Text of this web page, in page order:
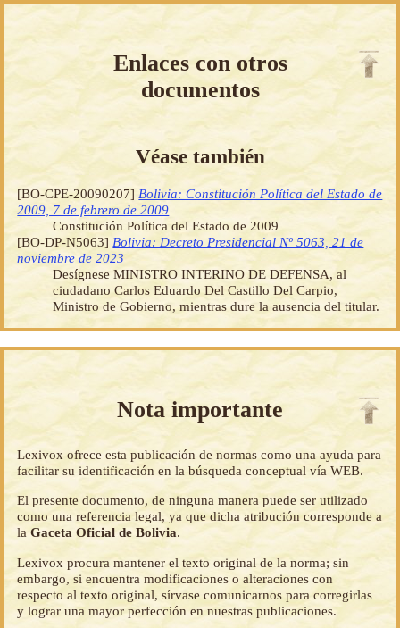
Enlaces con otros
documentos
Véase también
[BO-CPE-20090207] Bolivia: Constitución Política del Estado de
2009, 7 de febrero de 2009
Constitución Política del Estado de 2009
[BO-DP-N5063] Bolivia: Decreto Presidencial Nº 5063, 21 de
noviembre de 2023
Desígnese MINISTRO INTERINO DE DEFENSA, al
ciudadano Carlos Eduardo Del Castillo Del Carpio,
Ministro de Gobierno, mientras dure la ausencia del titular.
Nota importante
Lexivox ofrece esta publicación de normas como una ayuda para
facilitar su identificación en la búsqueda conceptual vía WEB.
El presente documento, de ninguna manera puede ser utilizado
como una referencia legal, ya que dicha atribución corresponde a
laGaceta Oficial de Bolivia.
Lexivox procura mantener el texto original de la norma; sin
embargo, si encuentra modificaciones o alteraciones con
respecto al texto original, sírvase comunicarnos para corregirlas
y lograr una mayor perfección en nuestras publicaciones.